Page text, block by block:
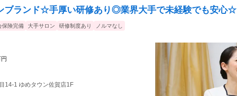
ブランド☆手厚い研修あり◎業界大手で未経験でも安心☆
保険完備 大手サロン 研修制度あり ノルマなし
14-1 ゆめタウン佐賀店1F